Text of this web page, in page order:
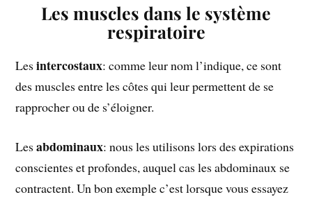
Les muscles dans le système
respiratoire
Lesintercostaux: comme leur nom l’indique, ce sont
des muscles entre les côtes qui leur permettent de se
rapprocher ou de s’éloigner.
Lesabdominaux: nous les utilisons lors des expirations
conscientes et profondes, auquel cas les abdominaux se
contractent. Un bon exemple c’est lorsque vous essayez